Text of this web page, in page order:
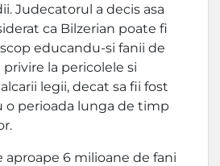
Judecatorul a decis asa
ca Bilzerian poate fi
educandu-si fanii de
la pericolele si
legii, decat sa fii fost
o perioada lunga de timp
aproape 6 milioane de fani